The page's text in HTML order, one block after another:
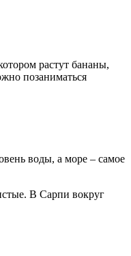
растут бананы,
позаниматься
воды, а море – самое
В Сарпи вокруг